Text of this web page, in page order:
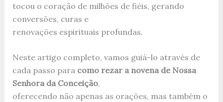
tocou o coração de milhões de fiéis, gerando
conversões, curas e
renovações espirituais profundas.
Neste artigo completo, vamos guiá-lo através de
cada passo para como rezar a novena de Nossa
Senhora da Conceição,
oferecendo não apenas as orações, mas também o